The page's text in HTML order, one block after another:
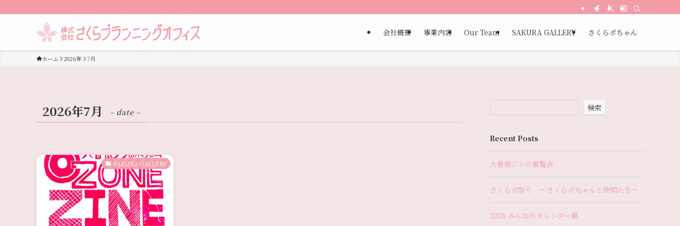
会社概要 事業内容 Our Team SAKURA GALLERY さくらポちゃん
ホーム 2026年 7月
2026年7月 – date –
SAKURA GALLERY
検索
Recent Posts
大曽根ジンの展覧会
さくらポ祭り 〜さくらポちゃんと仲間たち〜
2026 みんなのカレンダー展